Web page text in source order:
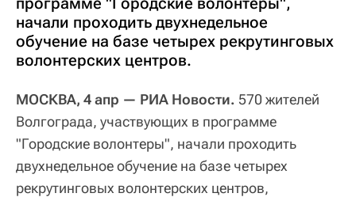
начали проходить двухнедельное
обучение на базе четырех рекрутинговых
волонтерских центров.
МОСКВА, 4 апр — РИА Новости. 570 жителей
Волгограда, участвующих в программе
"Городские волонтеры", начали проходить
двухнедельное обучение на базе четырех
рекрутинговых волонтерских центров,